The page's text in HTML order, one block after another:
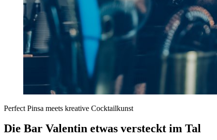
Perfect Pinsa meets kreative Cocktailkunst
Die Bar Valentin etwas versteckt im Tal